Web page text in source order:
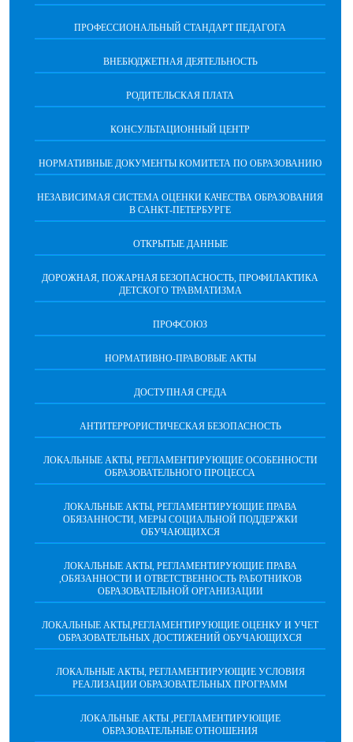
ПРОФЕССИОНАЛЬНЫЙ СТАНДАРТ ПЕДАГОГА
ВНЕБЮДЖЕТНАЯ ДЕЯТЕЛЬНОСТЬ
РОДИТЕЛЬСКАЯ ПЛАТА
КОНСУЛЬТАЦИОННЫЙ ЦЕНТР
НОРМАТИВНЫЕ ДОКУМЕНТЫ КОМИТЕТА ПО ОБРАЗОВАНИЮ
НЕЗАВИСИМАЯ СИСТЕМА ОЦЕНКИ КАЧЕСТВА ОБРАЗОВАНИЯ
В САНКТ-ПЕТЕРБУРГЕ
ОТКРЫТЫЕ ДАННЫЕ
ДОРОЖНАЯ, ПОЖАРНАЯ БЕЗОПАСНОСТЬ, ПРОФИЛАКТИКА
ДЕТСКОГО ТРАВМАТИЗМА
ПРОФСОЮЗ
НОРМАТИВНО-ПРАВОВЫЕ АКТЫ
ДОСТУПНАЯ СРЕДА
АНТИТЕРРОРИСТИЧЕСКАЯ БЕЗОПАСНОСТЬ
ЛОКАЛЬНЫЕ АКТЫ, РЕГЛАМЕНТИРУЮЩИЕ ОСОБЕННОСТИ
ОБРАЗОВАТЕЛЬНОГО ПРОЦЕССА
ЛОКАЛЬНЫЕ АКТЫ, РЕГЛАМЕНТИРУЮЩИЕ ПРАВА
ОБЯЗАННОСТИ, МЕРЫ СОЦИАЛЬНОЙ ПОДДЕРЖКИ
ОБУЧАЮЩИХСЯ
ЛОКАЛЬНЫЕ АКТЫ, РЕГЛАМЕНТИРУЮЩИЕ ПРАВА
,ОБЯЗАННОСТИ И ОТВЕТСТВЕННОСТЬ РАБОТНИКОВ
ОБРАЗОВАТЕЛЬНОЙ ОРГАНИЗАЦИИ
ЛОКАЛЬНЫЕ АКТЫ,РЕГЛАМЕНТИРУЮЩИЕ ОЦЕНКУ И УЧЕТ
ОБРАЗОВАТЕЛЬНЫХ ДОСТИЖЕНИЙ ОБУЧАЮЩИХСЯ
ЛОКАЛЬНЫЕ АКТЫ, РЕГЛАМЕНТИРУЮЩИЕ УСЛОВИЯ
РЕАЛИЗАЦИИ ОБРАЗОВАТЕЛЬНЫХ ПРОГРАММ
ЛОКАЛЬНЫЕ АКТЫ ,РЕГЛАМЕНТИРУЮЩИЕ
ОБРАЗОВАТЕЛЬНЫЕ ОТНОШЕНИЯ